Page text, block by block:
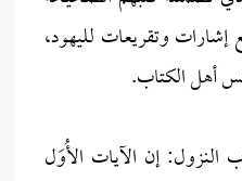
إشارات وتقريعات لليهود،
أهل الكتاب.
إن الآيات الأُوَل